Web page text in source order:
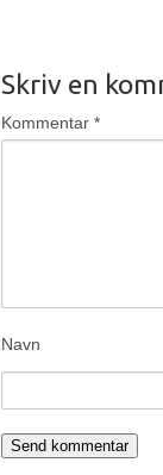
Skriv en
Kommentar*
Navn